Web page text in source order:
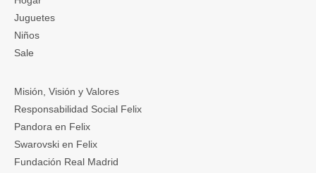
Juguetes
Niños
Sale
Misión, Visión y Valores
Responsabilidad Social Felix
Pandora en Felix
Swarovski en Felix
Fundación Real Madrid